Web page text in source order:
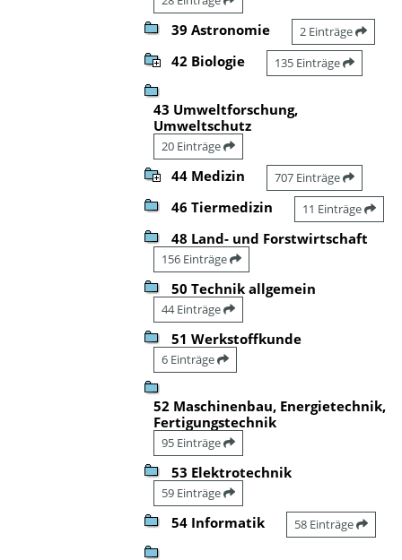
39 Astronomie 2 Einträge
42 Biologie 135 Einträge
43 Umweltforschung,
Umweltschutz
20 Einträge
44 Medizin 707 Einträge
46 Tiermedizin 11 Einträge
48 Land- und Forstwirtschaft
156 Einträge
50 Technik allgemein
44 Einträge
51 Werkstoffkunde
6 Einträge
52 Maschinenbau, Energietechnik,
Fertigungstechnik
95 Einträge
53 Elektrotechnik
59 Einträge
54 Informatik 58 Einträge